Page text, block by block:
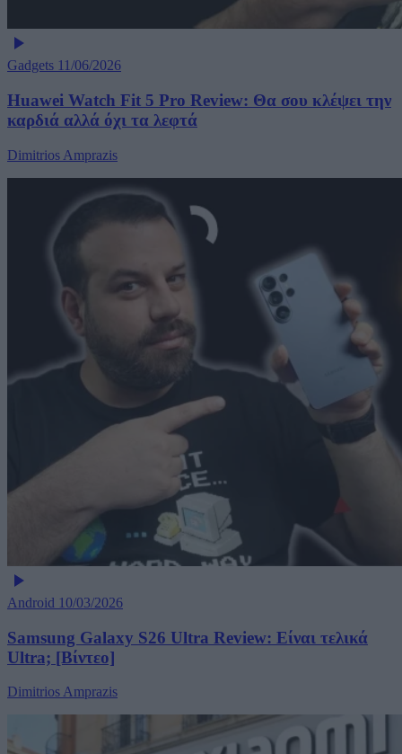
Gadgets 11/06/2026
Huawei Watch Fit 5 Pro Review: Θα σου κλέψει την
καρδιά αλλά όχι τα λεφτά
Dimitrios Amprazis
Android 10/03/2026
Samsung Galaxy S26 Ultra Review: Είναι τελικά
Ultra; [Βίντεο]
Dimitrios Amprazis